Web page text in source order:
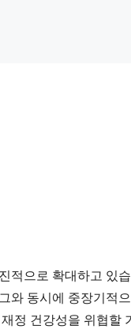
적으로 확대하고 있
와 동시에 중장기적
정 건강성을 위협할